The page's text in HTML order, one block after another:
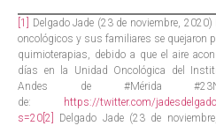
[1]
Delgado Jade (23 de noviembre, 2020)
oncológicos y sus familiares se quejaron
quimioterapias, debido a que el aire
días en la Unidad Oncológica del
Andes de #Mérida
de: https://twitter.com/
s=20 [2]
Delgado Jade (23 de